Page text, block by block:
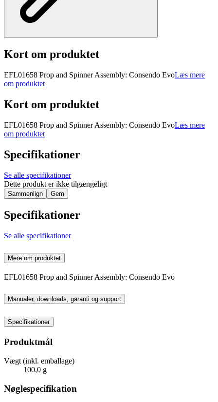
Kort om produktet
EFL01658 Prop and Spinner Assembly: Consendo EvoLæs mere
om produktet
Kort om produktet
EFL01658 Prop and Spinner Assembly: Consendo EvoLæs mere
om produktet
Specifikationer
Se alle specifikationer
Dette produkt er ikke tilgængeligt
Sammenlign Gem
Specifikationer
Se alle specifikationer
Mere om produktet
EFL01658 Prop and Spinner Assembly: Consendo Evo
Manualer, downloads, garanti og support
Specifikationer
Produktmål
Vægt (inkl. emballage)
100,0 g
Nøglespecifikation